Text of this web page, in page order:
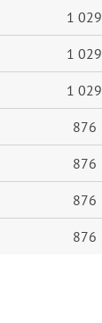
1 029
1 029
1 029
876
876
876
876